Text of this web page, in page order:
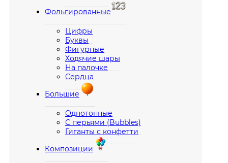
Фольгированные
Цифры
Буквы
Фигурные
Ходячие шары
На палочке
Сердца
Большие
Однотонные
С перьями (Bubbles)
Гиганты с конфетти
Композиции